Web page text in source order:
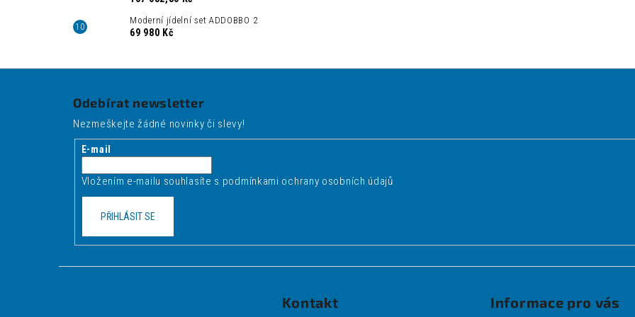
Moderní jídelní set ADDOBBO 2
69 980 Kč
Odebírat newsletter
Nezmeškejte žádné novinky či slevy!
E-mail
Vložením e-mailu souhlasíte s podmínkami ochrany osobních údajů
PŘIHLÁSIT SE
Kontakt Informace pro vás